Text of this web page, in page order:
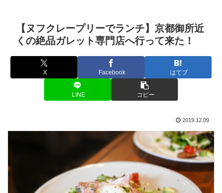
【ヌフクレープリーでランチ】京都御所近
くの絶品ガレット専門店へ行って来た！
X Facebook はてブ
LINE コピー
2019.12.09